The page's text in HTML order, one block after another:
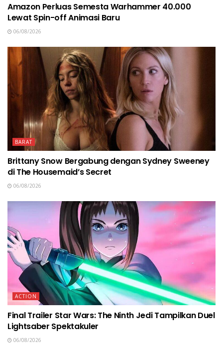
Amazon Perluas Semesta Warhammer 40.000
Lewat Spin-off Animasi Baru
06/08/2026
BARAT
Brittany Snow Bergabung dengan Sydney Sweeney
di The Housemaid’s Secret
06/08/2026
ACTION
Final Trailer Star Wars: The Ninth Jedi Tampilkan Duel
Lightsaber Spektakuler
06/08/2026